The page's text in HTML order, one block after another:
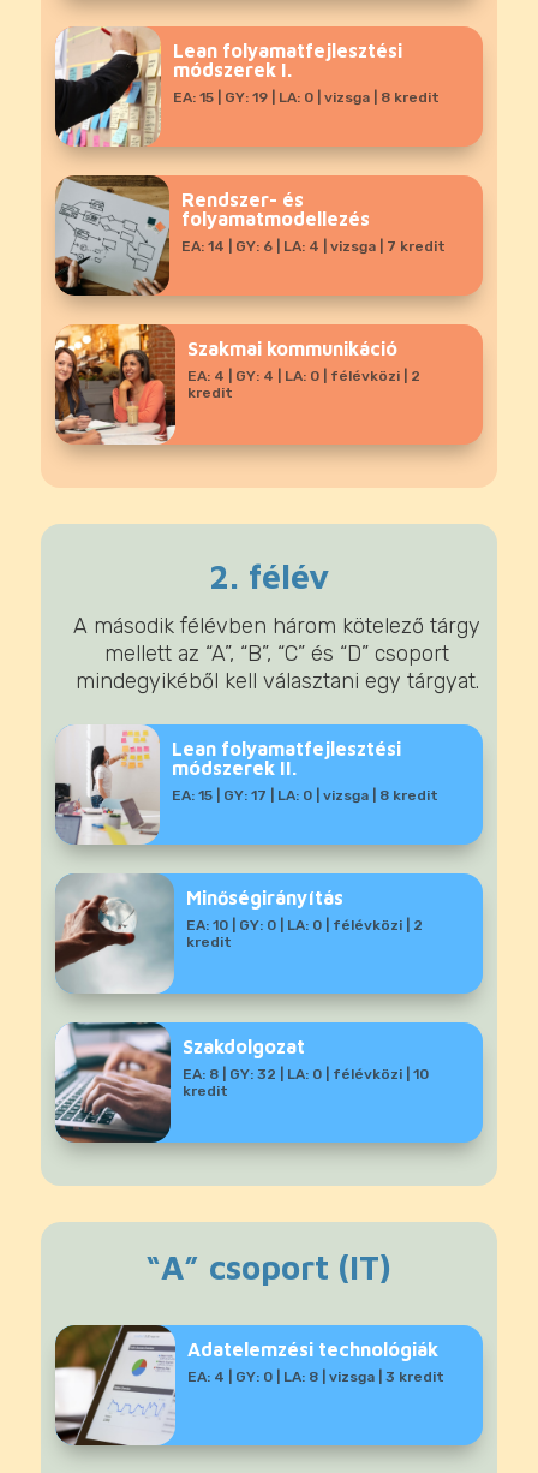
Lean folyamatfejlesztési
módszerek I.
EA: 15 | GY: 19 | LA: 0 | vizsga | 8 kredit
Rendszer- és
folyamatmodellezés
EA: 14 | GY: 6 | LA: 4 | vizsga | 7 kredit
Szakmai kommunikáció
EA: 4 | GY: 4 | LA: 0 | félévközi | 2
kredit
2. félév
A második félévben három kötelező tárgy
mellett az “A”, “B”, “C” és “D” csoport
mindegyikéből kell választani egy tárgyat.
Lean folyamatfejlesztési
módszerek II.
EA: 15 | GY: 17 | LA: 0 | vizsga | 8 kredit
Minőségirányítás
EA: 10 | GY: 0 | LA: 0 | félévközi | 2
kredit
Szakdolgozat
EA: 8 | GY: 32 | LA: 0 | félévközi | 10
kredit
“A” csoport (IT)
Adatelemzési technológiák
EA: 4 | GY: 0 | LA: 8 | vizsga | 3 kredit